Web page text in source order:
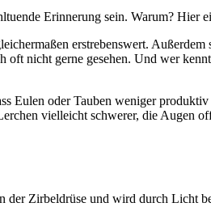
Erinnerung sein. Warum? Hier
erstrebenswert. Außerdem
nicht gerne gesehen. Und wer
Eulen oder Tauben weniger
vielleicht schwerer, die Augen
der Zirbeldrüse und wird durch Licht